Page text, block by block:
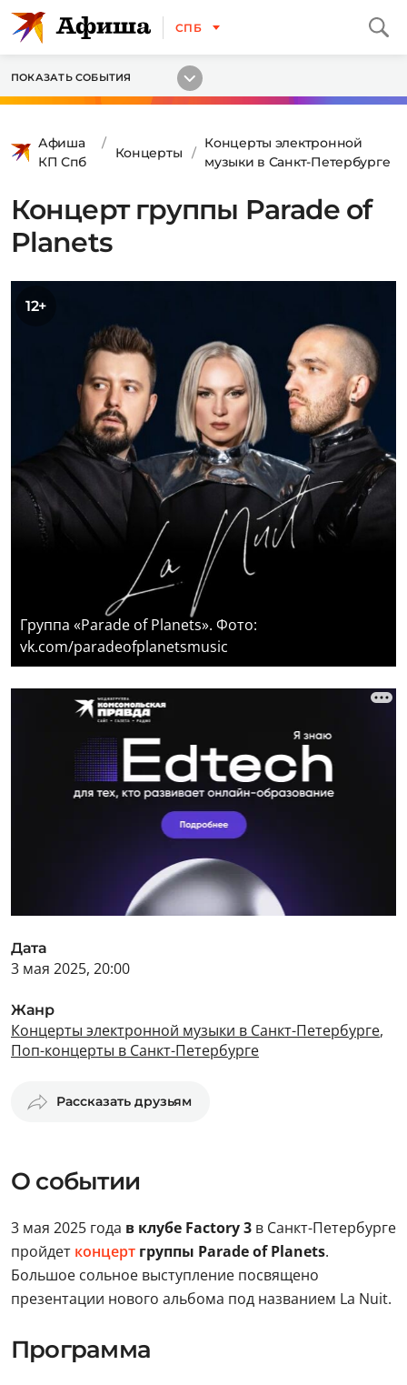
СПБ
ПОКАЗАТЬ СОБЫТИЯ
Афиша
КП Спб
Концерты
Концерты электронной
музыки в Санкт-Петербурге
Концерт группы Parade of
Planets
12+
Группа «Parade of Planets». Фото:
vk.com/paradeofplanetsmusic
Дата
3 мая 2025, 20:00
Жанр
Концерты электронной музыки в Санкт-Петербурге,
Поп-концерты в Санкт-Петербурге
Рассказать друзьям
О событии
3 мая 2025 года в клубе Factory 3 в Санкт-Петербурге
пройдет концерт группы Parade оf Planets.
Большое сольное выступление посвящено
презентации нового альбома под названием La Nuit.
Программа